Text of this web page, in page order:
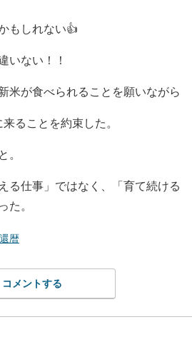
もしれない👍️
いない！！
米が食べられることを願いながら
ることを約束した。
る仕事」ではなく、「育て続ける
た。
還暦
コメントする